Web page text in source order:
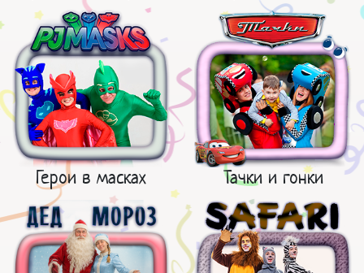
Герои в масках Тачки и гонки